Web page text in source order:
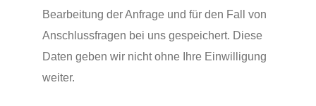
Bearbeitung der Anfrage und für den Fall von
Anschlussfragen bei uns gespeichert. Diese
Daten geben wir nicht ohne Ihre Einwilligung
weiter.